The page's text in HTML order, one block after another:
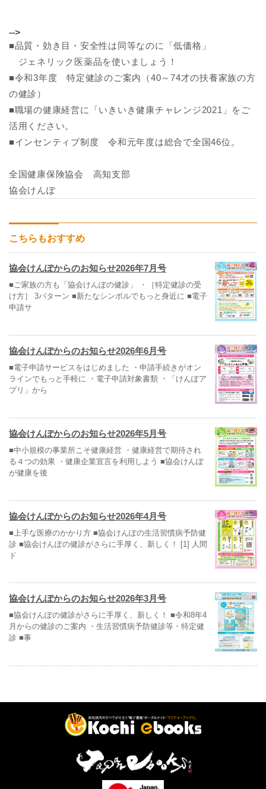
-->
■品質・効き目・安全性は同等なのに「低価格」
ジェネリック医薬品を使いましょう！
■令和3年度 特定健診のご案内（40～74才の扶養家族の方
の健診）
■職場の健康経営に「いきいき健康チャレンジ2021」をご
活用ください。
■インセンティブ制度 令和元年度は総合で全国46位。
全国健康保険協会 高知支部
協会けんぽ
こちらもおすすめ
協会けんぽからのお知らせ2026年7月号
■ご家族の方も「協会けんぽの健診」 ・［特定健診の受
け方］ 3パターン ■新たなシンボルでもっと身近に ■電子
申請サ
協会けんぽからのお知らせ2026年6月号
■電子申請サービスをはじめました ・申請手続きがオン
ラインでもっと手軽に ・電子申請対象書類 ・「けんぽア
プリ」から
協会けんぽからのお知らせ2026年5月号
■中小規模の事業所こそ健康経営 ・健康経営で期待され
る４つの効果 ・健康企業宣言を利用しよう ■協会けんぽ
が健康を後
協会けんぽからのお知らせ2026年4月号
■上手な医療のかかり方 ■協会けんぽの生活習慣病予防健
診 ■協会けんぽの健診がさらに手厚く、新しく！ [1] 人間
ド
協会けんぽからのお知らせ2026年3月号
■協会けんぽの健診がさらに手厚く、新しく！ ■令和8年4
月からの健診のご案内 ・生活習慣病予防健診等・特定健
診 ■事